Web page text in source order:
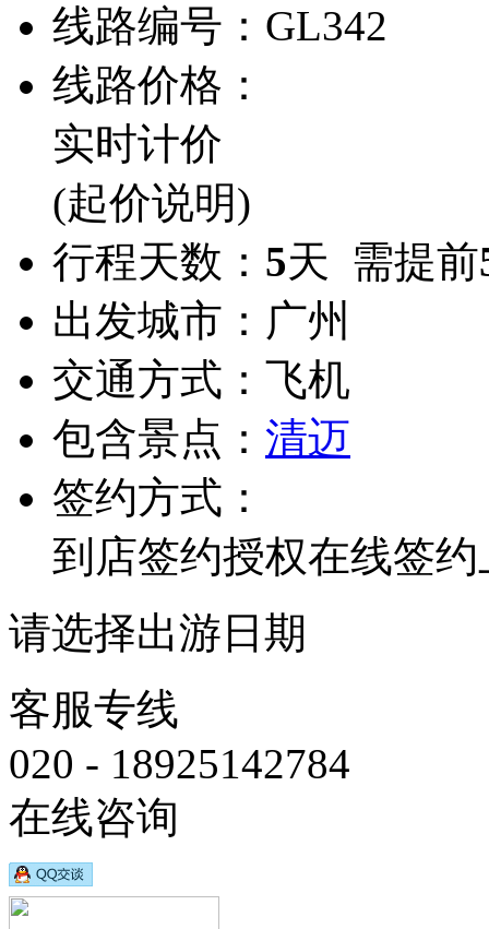
线路编号： GL342
线路价格：
实时计价
(起价说明)
行程天数： 5天 需提前
出发城市： 广州
交通方式： 飞机
包含景点： 清迈
签约方式：
到店签约授权在线签约
请选择出游日期
客服专线
020 - 18925142784
在线咨询